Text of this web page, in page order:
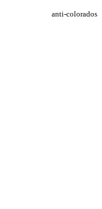
anti-colorados